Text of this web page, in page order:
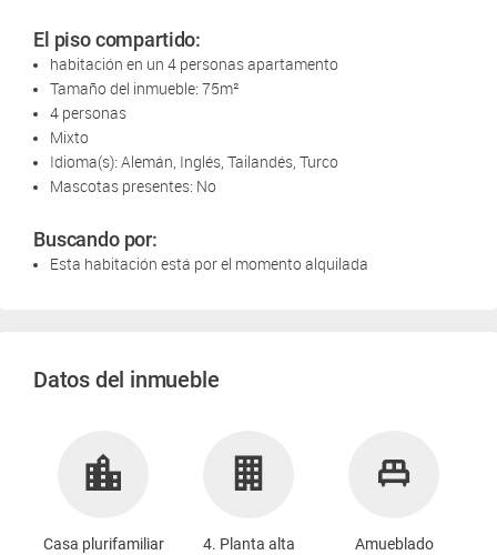
El piso compartido:
habitación en un 4 personas apartamento
Tamaño del inmueble: 75m²
4 personas
Mixto
Idioma(s): Alemán, Inglés, Tailandés, Turco
Mascotas presentes: No
Buscando por:
Esta habitación está por el momento alquilada
Datos del inmueble
Casa plurifamiliar 4. Planta alta Amueblado